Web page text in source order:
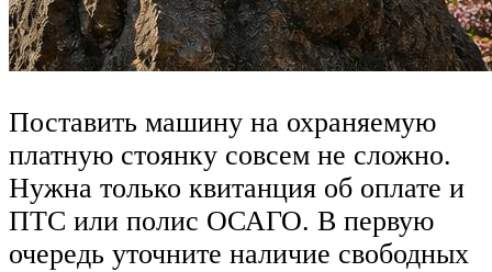
Поставить машину на охраняемую
платную стоянку совсем не сложно.
Нужна только квитанция об оплате и
ПТС или полис ОСАГО. В первую
очередь уточните наличие свободных